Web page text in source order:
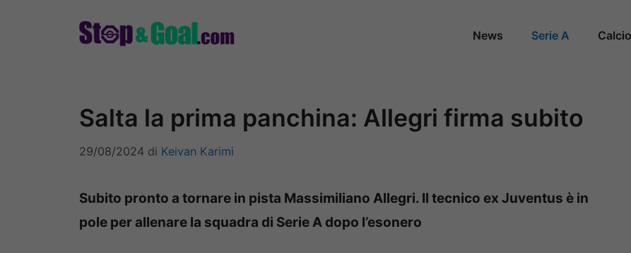
News Serie A
Salta la prima panchina: Allegri firma subito
29/08/2024 di Keivan Karimi
Subito pronto a tornare in pista Massimiliano Allegri. Il tecnico ex Juventus è in
pole per allenare la squadra di Serie A dopo l’esonero